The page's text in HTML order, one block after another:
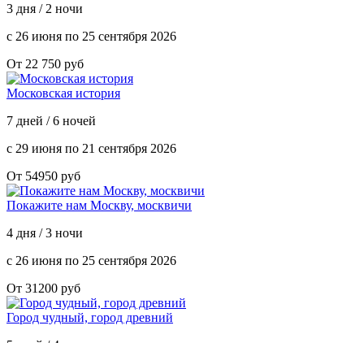
3 дня / 2 ночи
с 26 июня по 25 сентября 2026
От 22 750 руб
Московская история
7 дней / 6 ночей
с 29 июня по 21 сентября 2026
От 54950 руб
Покажите нам Москву, москвичи
4 дня / 3 ночи
с 26 июня по 25 сентября 2026
От 31200 руб
Город чудный, город древний